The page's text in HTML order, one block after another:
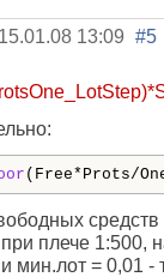
13:09 #5
(Free*Prots/
средств
плече 1:500,
мин.лот = 0,01 -